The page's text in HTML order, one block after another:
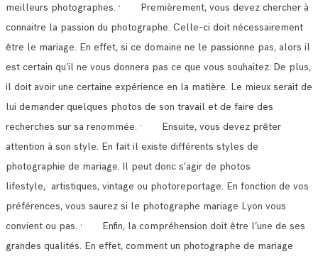
meilleurs photographes. · Premièrement, vous devez chercher à
connaitre la passion du photographe. Celle-ci doit nécessairement
être le mariage. En effet, si ce domaine ne le passionne pas, alors il
est certain qu’il ne vous donnera pas ce que vous souhaitez. De plus,
il doit avoir une certaine expérience en la matière. Le mieux serait de
lui demander quelques photos de son travail et de faire des
recherches sur sa renommée. · Ensuite, vous devez prêter
attention à son style. En fait il existe différents styles de
photographie de mariage. Il peut donc s’agir de photos
lifestyle, artistiques, vintage ou photoreportage. En fonction de vos
préférences, vous saurez si le photographe mariage Lyon vous
convient ou pas. · Enfin, la compréhension doit être l’une de ses
grandes qualités. En effet, comment un photographe de mariage